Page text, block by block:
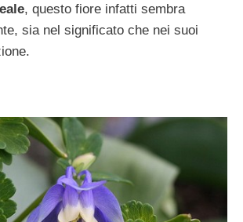
, questo fiore infatti sembra
sia nel significato che nei suoi